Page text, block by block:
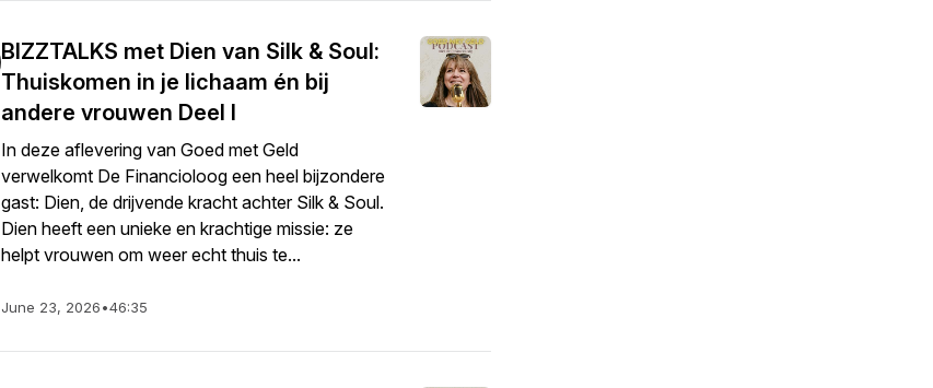
BIZZTALKS met Dien van Silk & Soul:
Thuiskomen in je lichaam én bij
andere vrouwen Deel I
In deze aflevering van Goed met Geld
verwelkomt De Financioloog een heel bijzondere
gast: Dien, de drijvende kracht achter Silk & Soul.
Dien heeft een unieke en krachtige missie: ze
helpt vrouwen om weer echt thuis te...
June 23, 2026•46:35